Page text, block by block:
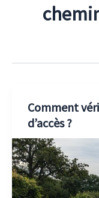
Comment
d’accès ?